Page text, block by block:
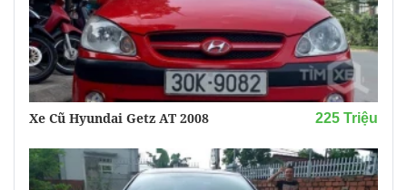
Xe Cũ Hyundai Getz AT 2008 225 Triệu